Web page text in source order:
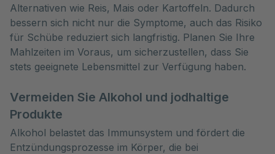
Alternativen wie Reis, Mais oder Kartoffeln. Dadurch
bessern sich nicht nur die Symptome, auch das Risiko
für Schübe reduziert sich langfristig. Planen Sie Ihre
Mahlzeiten im Voraus, um sicherzustellen, dass Sie
stets geeignete Lebensmittel zur Verfügung haben.
Vermeiden Sie Alkohol und jodhaltige
Produkte
Alkohol belastet das Immunsystem und fördert die
Entzündungsprozesse im Körper, die bei